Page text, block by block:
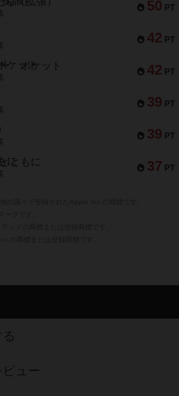
50 PT
42 PT
42 PT
ポケット
39 PT
39 PT
37 PT
ともに
ュー